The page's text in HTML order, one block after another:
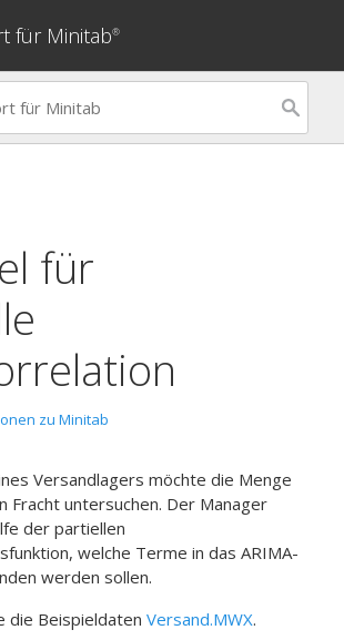
für Minitab®
für
zu Minitab
Versandlagers möchte die Menge
untersuchen. Der Manager
der partiellen
welche Terme in das ARIMA-
werden sollen.
die Beispieldaten Versand.MWX.